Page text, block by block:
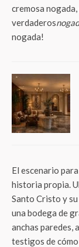
cremosa
verdaderos
nogada!
El escenario
historia propia.
Santo Cristo y
una bodega de
anchas paredes,
testigos de